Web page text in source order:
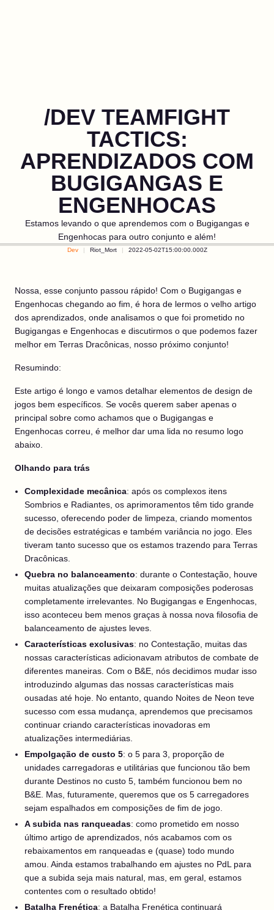
/DEV TEAMFIGHT
TACTICS:
APRENDIZADOS COM
BUGIGANGAS E
ENGENHOCAS
Estamos levando o que aprendemos com o Bugigangas e
Engenhocas para outro conjunto e além!
Dev Riot_Mort 2022-05-02T15:00:00.000Z
Nossa, esse conjunto passou rápido! Com o Bugigangas e
Engenhocas chegando ao fim, é hora de lermos o velho artigo
dos aprendizados, onde analisamos o que foi prometido no
Bugigangas e Engenhocas e discutirmos o que podemos fazer
melhor em Terras Dracônicas, nosso próximo conjunto!
Resumindo:
Este artigo é longo e vamos detalhar elementos de design de
jogos bem específicos. Se vocês querem saber apenas o
principal sobre como achamos que o Bugigangas e
Engenhocas correu, é melhor dar uma lida no resumo logo
abaixo.
Olhando para trás
Complexidade mecânica: após os complexos itens
Sombrios e Radiantes, os aprimoramentos têm tido grande
sucesso, oferecendo poder de limpeza, criando momentos
de decisões estratégicas e também variância no jogo. Eles
tiveram tanto sucesso que os estamos trazendo para Terras
Dracônicas.
Quebra no balanceamento: durante o Contestação, houve
muitas atualizações que deixaram composições poderosas
completamente irrelevantes. No Bugigangas e Engenhocas,
isso aconteceu bem menos graças à nossa nova filosofia de
balanceamento de ajustes leves.
Características exclusivas: no Contestação, muitas das
nossas características adicionavam atributos de combate de
diferentes maneiras. Com o B&E, nós decidimos mudar isso
introduzindo algumas das nossas características mais
ousadas até hoje. No entanto, quando Noites de Neon teve
sucesso com essa mudança, aprendemos que precisamos
continuar criando características inovadoras em
atualizações intermediárias.
Empolgação de custo 5: o 5 para 3, proporção de
unidades carregadoras e utilitárias que funcionou tão bem
durante Destinos no custo 5, também funcionou bem no
B&E. Mas, futuramente, queremos que os 5 carregadores
sejam espalhados em composições de fim de jogo.
A subida nas ranqueadas: como prometido em nosso
último artigo de aprendizados, nós acabamos com os
rebaixamentos em ranqueadas e (quase) todo mundo
amou. Ainda estamos trabalhando em ajustes no PdL para
que a subida seja mais natural, mas, em geral, estamos
contentes com o resultado obtido!
Batalha Frenética: a Batalha Frenética continuará